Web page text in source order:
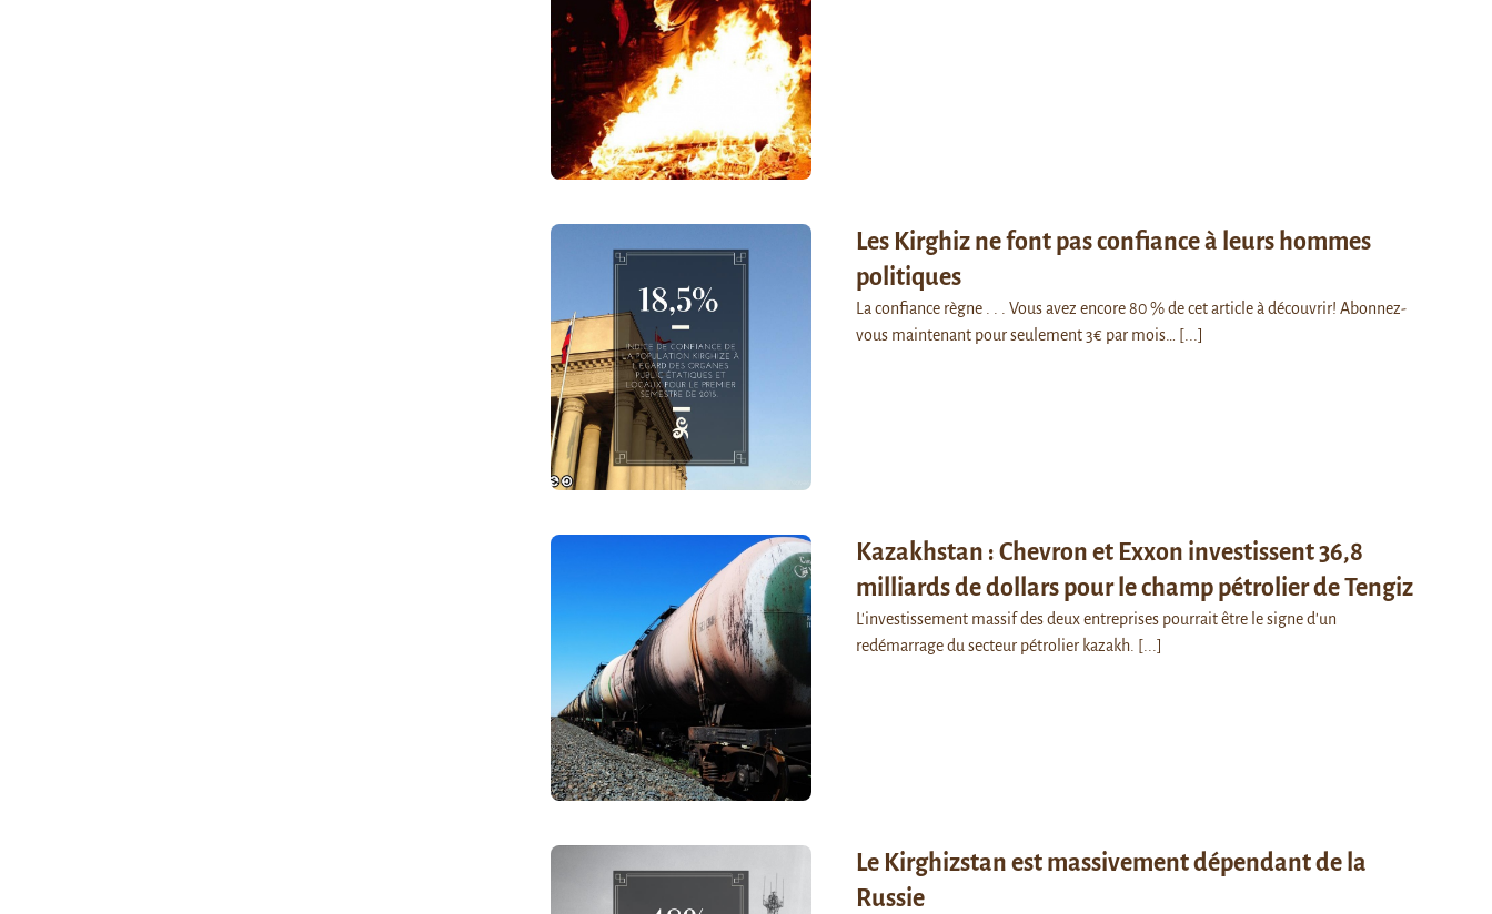
Les Kirghiz ne font pas confiance à leurs hommes
politiques
La confiance règne . . . Vous avez encore 80 % de cet article à découvrir! Abonnez-
vous maintenant pour seulement 3€ par mois…
[...]
Kazakhstan : Chevron et Exxon investissent 36,8
milliards de dollars pour le champ pétrolier de Tengiz
L'investissement massif des deux entreprises pourrait être le signe d'un
redémarrage du secteur pétrolier kazakh. [...]
Le Kirghizstan est massivement dépendant de la
Russie